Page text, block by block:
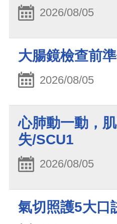
2026/08/05
大腸鏡檢查前
2026/08/05
心肺動一動，
失/SCU1
2026/08/05
氣切照護5大口